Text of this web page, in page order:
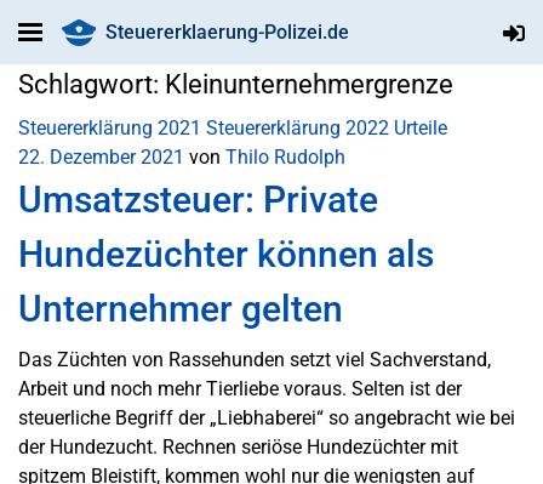
Steuererklaerung-Polizei.de
Schlagwort: Kleinunternehmergrenze
Steuererklärung 2021 Steuererklärung 2022 Urteile
22. Dezember 2021 von Thilo Rudolph
Umsatzsteuer: Private
Hundezüchter können als
Unternehmer gelten
Das Züchten von Rassehunden setzt viel Sachverstand,
Arbeit und noch mehr Tierliebe voraus. Selten ist der
steuerliche Begriff der „Liebhaberei“ so angebracht wie bei
der Hundezucht. Rechnen seriöse Hundezüchter mit
spitzem Bleistift, kommen wohl nur die wenigsten auf